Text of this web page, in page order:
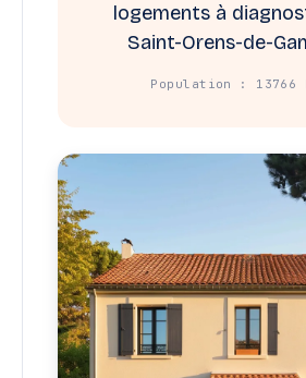
logements à
Saint-Orens-de-
Population : 13766